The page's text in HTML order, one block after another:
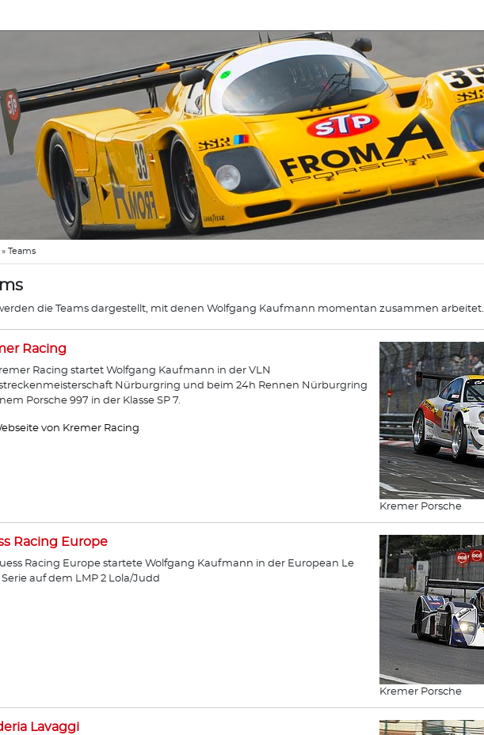
» Teams
die Teams dargestellt, mit denen Wolfgang Kaufmann momentan zusammen arbeitet.
Kremer Porsche
Racing
Racing startet Wolfgang Kaufmann in der VLN
Nürburgring und beim 24h Rennen Nürburgring
Porsche 997 in der Klasse SP 7.
von Kremer Racing
Kremer Porsche
Racing Europe
Racing Europe startete Wolfgang Kaufmann in der European Le
Serie auf dem LMP 2 Lola/Judd
Lavaggi